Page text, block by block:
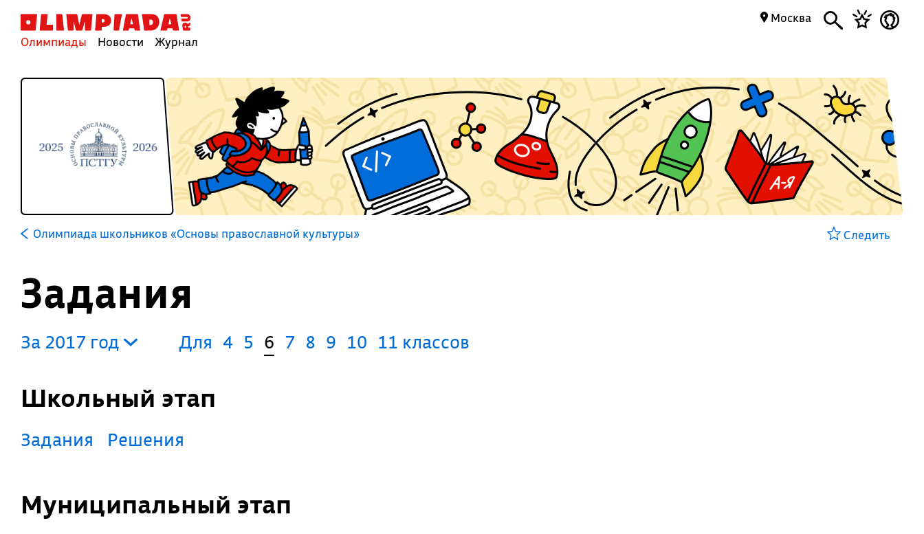
Олимпиады Новости Журнал
Москва
Олимпиада школьников «Основы православной культуры» Следить
Задания
За 2017 год Для 4 5 6 7 8 9 10 11 классов
Школьный этап
Задания Решения
Муниципальный этап